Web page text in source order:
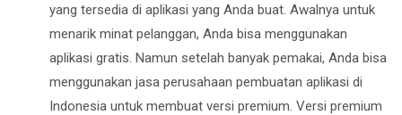
yang tersedia di aplikasi yang Anda buat. Awalnya untuk
menarik minat pelanggan, Anda bisa menggunakan
aplikasi gratis. Namun setelah banyak pemakai, Anda bisa
menggunakan jasa perusahaan pembuatan aplikasi di
Indonesia untuk membuat versi premium. Versi premium